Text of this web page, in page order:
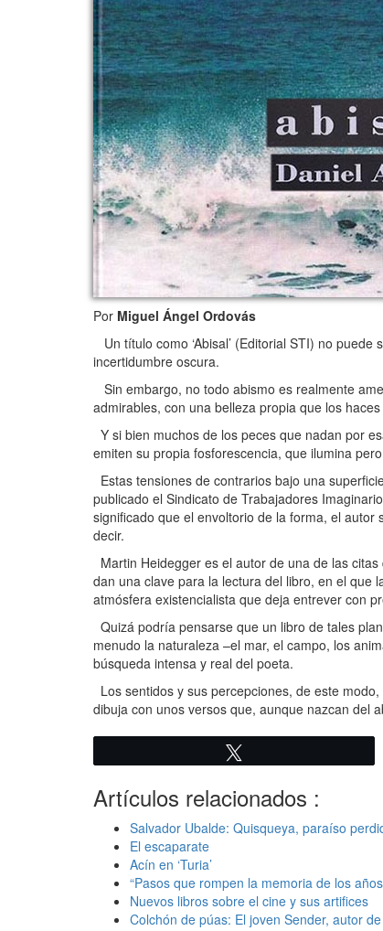
Por Miguel Ángel Ordovás
Un título como ‘Abisal’ (Editorial STI) no
incertidumbre oscura.
Sin embargo, no todo abismo es realmente
admirables, con una belleza propia que los
Y si bien muchos de los peces que nadan por
emiten su propia fosforescencia, que ilumina
Estas tensiones de contrarios bajo una
publicado el Sindicato de Trabajadores
significado que el envoltorio de la forma, el
decir.
Martin Heidegger es el autor de una de las citas
dan una clave para la lectura del libro, en el que
atmósfera existencialista que deja entrever con
Quizá podría pensarse que un libro de tales
menudo la naturaleza –el mar, el campo, los
búsqueda intensa y real del poeta.
Los sentidos y sus percepciones, de este
dibuja con unos versos que, aunque nazcan del
Artículos relacionados :
Salvador Ubalde: Quisqueya, paraíso
El escaparate
Acín en ‘Turia’
“Pasos que rompen la memoria de los
Nuevos libros sobre el cine y sus artifices
Colchón de púas: El joven Sender, autor